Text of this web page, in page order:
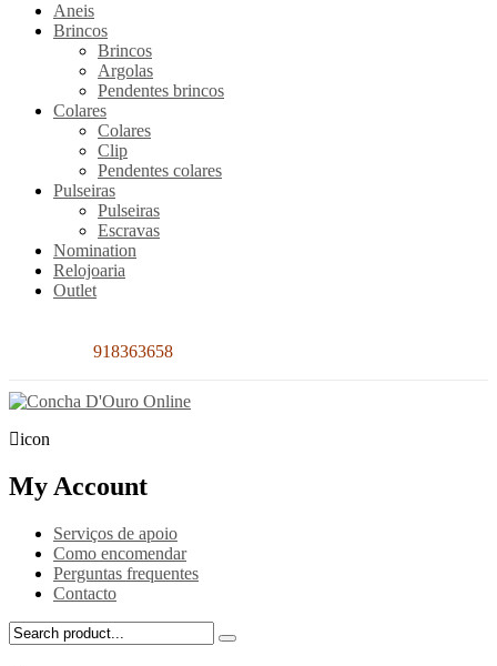
Aneis
Brincos
Brincos
Argolas
Pendentes brincos
Colares
Colares
Clip
Pendentes colares
Pulseiras
Pulseiras
Escravas
Nomination
Relojoaria
Outlet
918363658
icon
My Account
Serviços de apoio
Como encomendar
Perguntas frequentes
Contacto